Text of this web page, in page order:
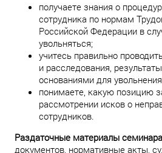
получаете знания о
сотрудника по нормам
Российской Федерации в
увольняться;
учитесь правильно
и расследования,
основаниями для
понимаете, какую позицию
рассмотрении исков о
сотрудников.
Раздаточные материалы
документов, нормативные акты,